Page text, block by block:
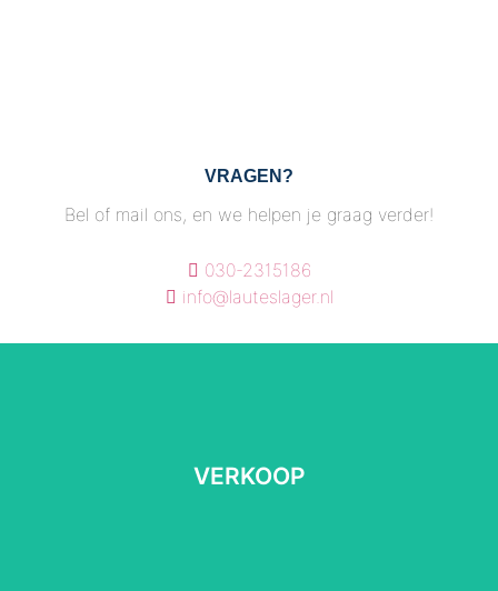
VRAGEN?
Bel of mail ons, en we helpen je graag verder!
030-2315186
info@lauteslager.nl
VERKOOP
VERKOOP